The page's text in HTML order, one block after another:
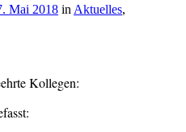
Mai 2018 von
in Aktuelles,
Kollegen: